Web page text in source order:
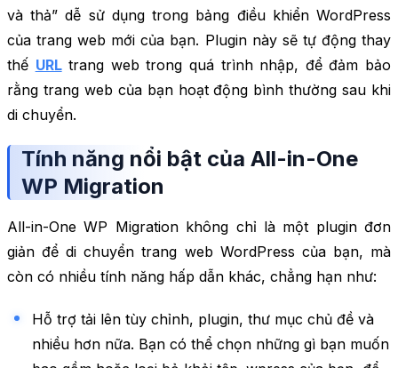
và thả” dễ sử dụng trong bảng điều khiển WordPress
của trang web mới của bạn. Plugin này sẽ tự động thay
thế URLtrang web trong quá trình nhập, để đảm bảo
rằng trang web của bạn hoạt động bình thường sau khi
di chuyển.
Tính năng nổi bật của All-in-One
WP Migration
All-in-One WP Migration không chỉ là một plugin đơn
giản để di chuyển trang web WordPress của bạn, mà
còn có nhiều tính năng hấp dẫn khác, chẳng hạn như:
Hỗ trợ tải lên tùy chỉnh, plugin, thư mục chủ đề và
nhiều hơn nữa. Bạn có thể chọn những gì bạn muốn